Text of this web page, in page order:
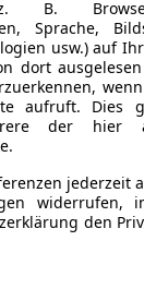
Benzin 190
B.
Sprache,
usw.) auf
dort
aufruft. Dies
der hier
jederzeit
widerrufen,
den